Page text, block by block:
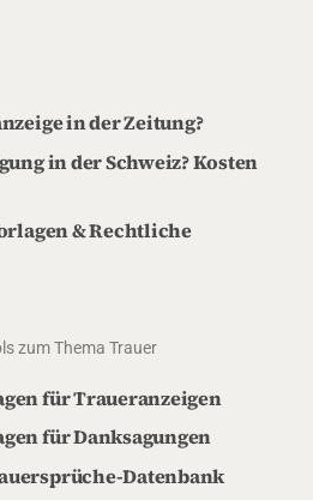
in der Zeitung?
in der Schweiz? Kosten
& Rechtliche
zum Thema Trauer
für Traueranzeigen
für Danksagungen
Datenbank